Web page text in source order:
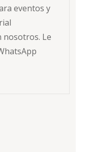
eventos y
nosotros. Le